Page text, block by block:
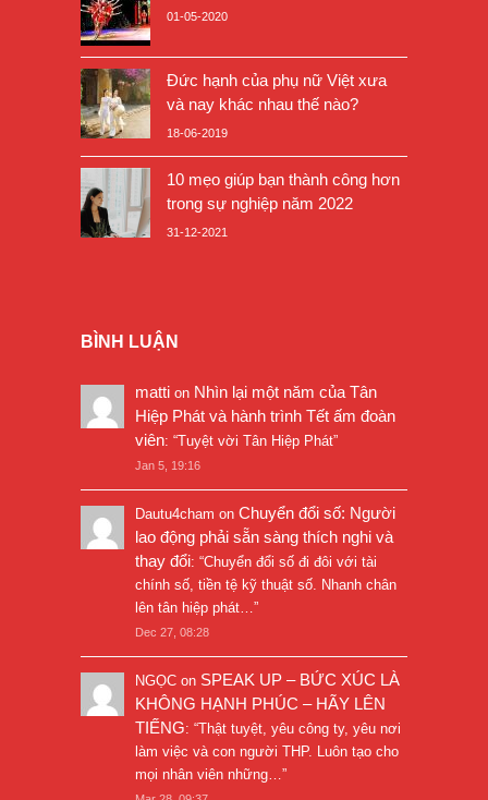
01-05-2020
Đức hạnh của phụ nữ Việt xưa
và nay khác nhau thế nào?
18-06-2019
10 mẹo giúp bạn thành công hơn
trong sự nghiệp năm 2022
31-12-2021
BÌNH LUẬN
matti on Nhìn lại một năm của Tân
Hiệp Phát và hành trình Tết ấm đoàn
viên: “Tuyệt vời Tân Hiệp Phát”
Jan 5, 19:16
Dautu4cham on Chuyển đổi số: Người
lao động phải sẵn sàng thích nghi và
thay đổi: “Chuyển đổi số đi đôi với tài
chính số, tiền tệ kỹ thuật số. Nhanh chân
lên tân hiệp phát… ”
Dec 27, 08:28
NGỌC on SPEAK UP – BỨC XÚC LÀ
KHÔNG HẠNH PHÚC – HÃY LÊN
TIẾNG: “Thật tuyệt, yêu công ty, yêu nơi
làm việc và con người THP. Luôn tạo cho
mọi nhân viên những… ”